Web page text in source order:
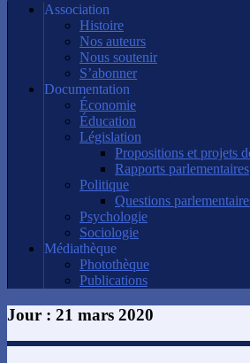
Association
Histoire
Nos auteurs
Nous soutenir
S’abonner
Documentation
Économie
Éducation
Législation
Propositions et projets
Rapports parlementaires
Politique
Questions
Psychologie
Sociologie
Médiathèque
Photothèque
Publications
Jour : 21 mars 2020